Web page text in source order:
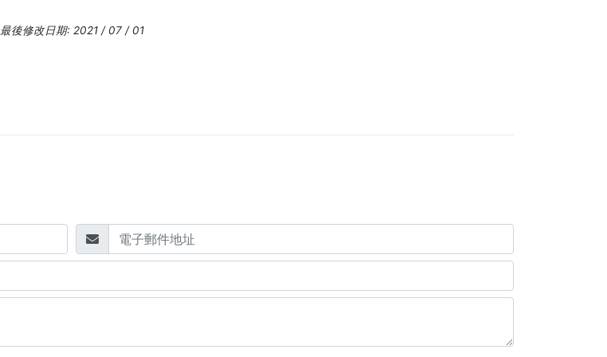
最後修改日期: 2021 / 07 / 01